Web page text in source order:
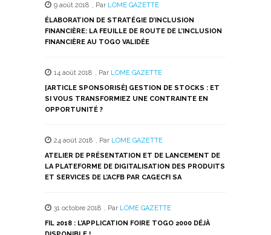
9 août 2018 , Par LOME GAZETTE
ÉLABORATION DE STRATÉGIE D’INCLUSION
FINANCIÈRE: LA FEUILLE DE ROUTE DE L’INCLUSION
FINANCIÈRE AU TOGO VALIDÉE
14 août 2018 , Par LOME GAZETTE
[ARTICLE SPONSORISÉ] GESTION DE STOCKS : ET
SI VOUS TRANSFORMIEZ UNE CONTRAINTE EN
OPPORTUNITÉ ?
24 août 2018 , Par LOME GAZETTE
ATELIER DE PRÉSENTATION ET DE LANCEMENT DE
LA PLATEFORME DE DIGITALISATION DES PRODUITS
ET SERVICES DE L’ACFB PAR CAGECFI SA
31 octobre 2018 , Par LOME GAZETTE
FIL 2018 : L’APPLICATION FOIRE TOGO 2000 DÉJÀ